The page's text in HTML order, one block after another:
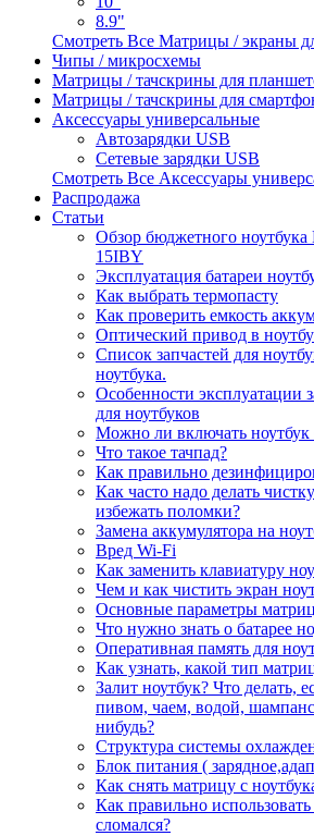
8.9"
Смотреть Все Матрицы / экраны
Чипы / микросхемы
Матрицы / тачскрины для
Матрицы / тачскрины для
Аксессуары универсальные
Автозарядки USB
Сетевые зарядки USB
Смотреть Все Аксессуары
Распродажа
Статьи
Обзор бюджетного ноутбука
15IBY
Эксплуатация батареи
Как выбрать термопасту
Как проверить емкость
Оптический привод в
Список запчастей для
ноутбука.
Особенности эксплуатации
для ноутбуков
Можно ли включать ноутбук
Что такое тачпад?
Как правильно
Как часто надо делать
избежать поломки?
Замена аккумулятора на
Вред Wi-Fi
Как заменить клавиатуру
Чем и как чистить экран
Основные параметры
Что нужно знать о батарее
Оперативная память для
Как узнать, какой тип
Залит ноутбук? Что делать,
пивом, чаем, водой,
нибудь?
Структура системы
Блок питания (
Как снять матрицу с
Как правильно
сломался?